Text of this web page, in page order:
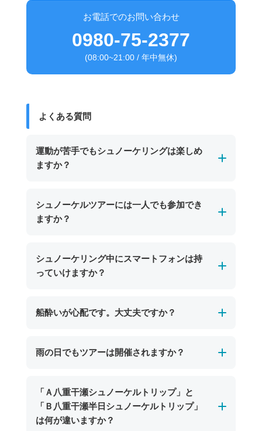
お電話でのお問い合わせ
0980-75-2377
(08:00~21:00 / 年中無休)
よくある質問
運動が苦手でもシュノーケリングは楽しめ
ますか？
はい、運動が苦手な方でもお楽しみいただけま
す。ガイドが大きな浮き輪を引っ張ってポイン
シュノーケルツアーには一人でも参加でき
ますか？
申し訳ございませんが、シュノーケルツアーは
安全管理上の観点から、現在は2名様以上でのご
をおかけいたしますが、何卒ご理解いただきま
シュノーケリング中にスマートフォンは持
っていけますか？
スマートフォンを持ち込む場合は、防水ケース
いかねますのでご注意ください。水中での写真
ているレンタルカメラ（期間限定で無料貸し出
し中）のご利用がおすすめです。当日スタッフ
にお声がけいただければ、その場でお貸し出し
船酔いが心配です。大丈夫ですか？
ポイントまでの乗船時間は比較的短く、船酔い
んど感じません。船酔いが心配な方は、事前に
酔い止め薬の服用や十分な睡眠を取ってご参加
いただくと、より快適に美しい海をご満喫いた
雨の日でもツアーは開催されますか？
海況に問題がなければ、雨の日でもツアーは基
本的に開催いたします。宮古島の海は雨天でも
透明度が高く、濁って視界が悪くなることはほ
「Ａ八重干瀬シュノーケルトリップ」と
「Ｂ八重干瀬半日シュノーケルトリップ」
は何が違いますか？